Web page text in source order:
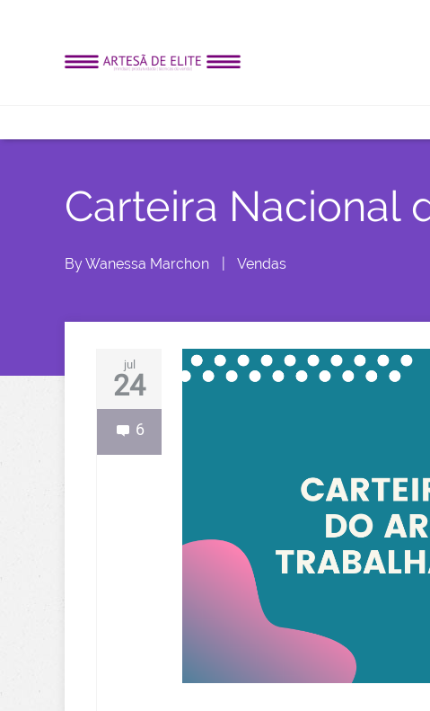
Carteira Nacional
ByWanessa Marchon Vendas
jul
24
6